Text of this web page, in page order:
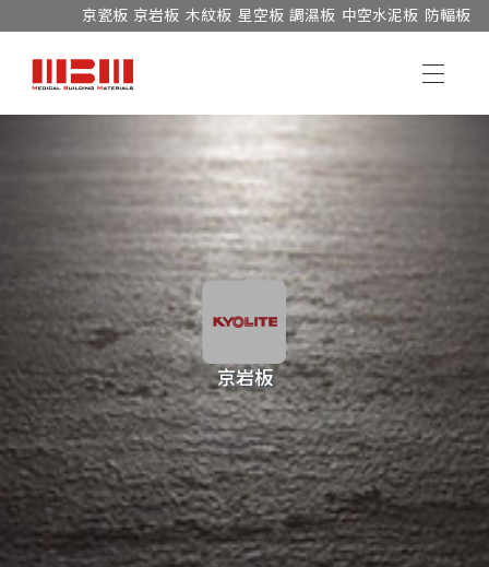
京瓷板 京岩板 木紋板 星空板 調濕板 中空水泥板 防輻板
木紋板